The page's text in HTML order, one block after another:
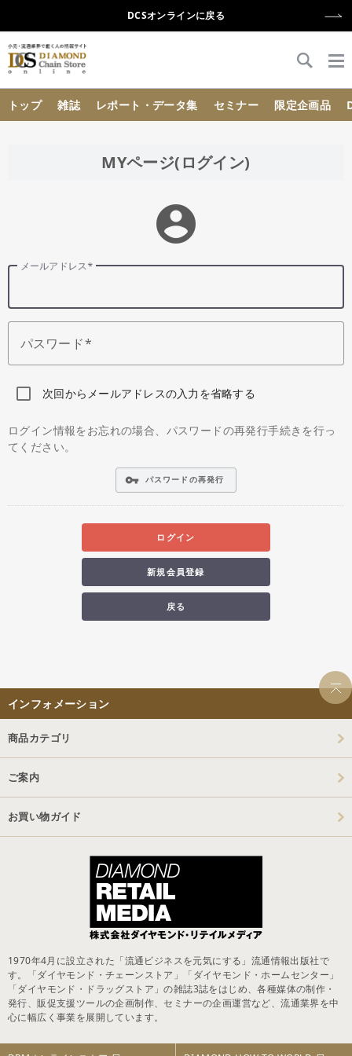
DCSオンラインに戻る
トップ 雑誌 レポート・データ集 セミナー 限定企画品
MYページ(ログイン)
account_circle
メールアドレス
パスワード
次回からメールアドレスの入力を省略する
ログイン情報をお忘れの場合、パスワードの再発行手続きを行っ
てください。
vpn_key パスワードの再発行
ログイン
新規会員登録
戻る
インフォメーション
商品カテゴリ
ご案内
お買い物ガイド
1970年4月に設立された「流通ビジネスを元気にする」流通情報出版社で
す。「ダイヤモンド・チェーンストア」「ダイヤモンド・ホームセンター」
「ダイヤモンド・ドラッグストア」の雑誌3誌をはじめ、各種媒体の制作・
発行、販促支援ツールの企画制作、セミナーの企画運営など、流通業界を中
心に幅広く事業を展開しています。